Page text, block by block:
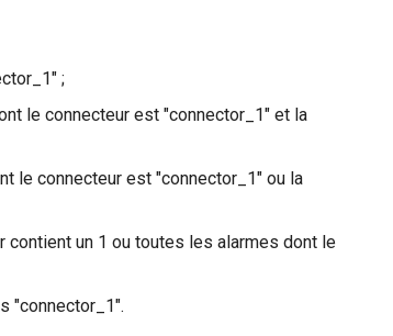
;
le connecteur est "connector_1" et la
le connecteur est "connector_1" ou la
contient un 1 ou toutes les alarmes dont le
"connector_1".